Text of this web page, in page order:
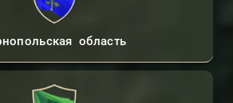
область